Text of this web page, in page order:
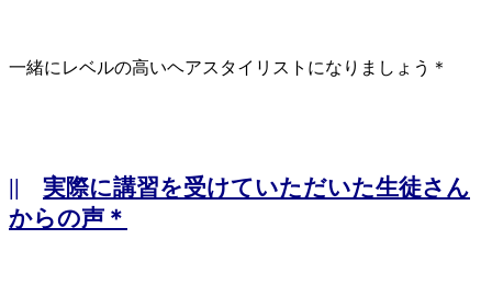
一緒にレベルの高いヘアスタイリストになりましょう＊
|| 実際に講習を受けていただいた生徒さん
からの声＊